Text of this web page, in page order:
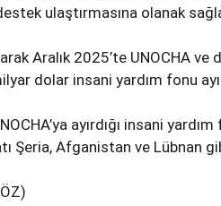
ulaştırmasına olanak
Aralık 2025’te UNOCHA
dolar insani yardım fonu
ayırdığı insani
Şeria, Afganistan ve Lübnan